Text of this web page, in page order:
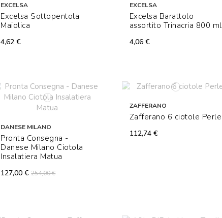
EXCELSA
Excelsa Sottopentola
Maiolica
4,62 €
EXCELSA
Excelsa Barattolo
assortito Trinacria 800 ml
4,06 €
DANESE MILANO
Pronta Consegna -
Danese Milano Ciotola
Insalatiera Matua
127,00 €254,00 €
ZAFFERANO
Zafferano 6 ciotole Perle
112,74 €